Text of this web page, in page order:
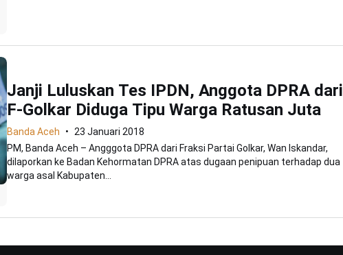
Janji Luluskan Tes IPDN, Anggota DPRA dari
F-Golkar Diduga Tipu Warga Ratusan Juta
Banda Aceh
23 Januari 2018
PM, Banda Aceh – Angggota DPRA dari Fraksi Partai Golkar, Wan Iskandar,
dilaporkan ke Badan Kehormatan DPRA atas dugaan penipuan terhadap dua
warga asal Kabupaten...